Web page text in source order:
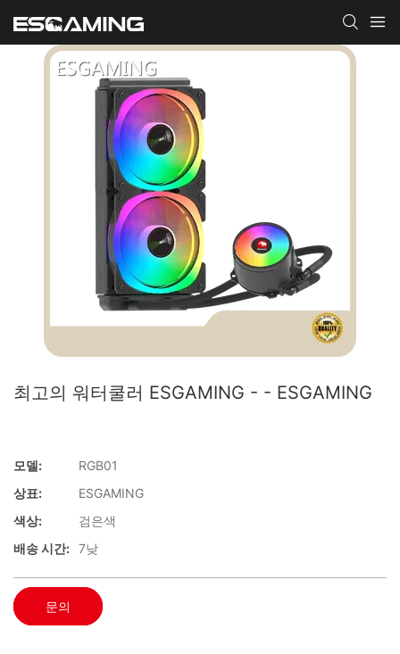
최고의 워터쿨러 ESGAMING - - ESGAMING
모델:
RGB01
상표:
ESGAMING
색상:
검은색
배송 시간: 7낮
문의